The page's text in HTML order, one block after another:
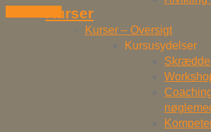
Kurser
Kurser – Oversigt
Kursusydelser